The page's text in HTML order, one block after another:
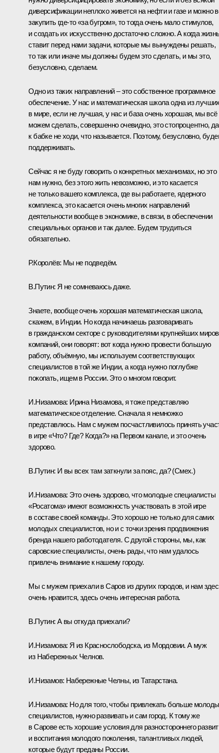
диверсификации неплохо живется на нефти и газе и можно
закупить где‑то «за бугром», то тогда очень мало стимулов,
и создать их искусственно достаточно сложно. А когда
ставит перед нами задачи, которые мы вынуждены решать,
то так или иначе мы должны будем это сделать, и мы это,
безусловно, сделаем.
Одно из таких направлений – это собственное программное
обеспечение. У нас и математическая школа одна из
в мире, если не лучшая, у нас и база очень хорошая, мы всё
можем сделать, совершенно очевидно, это стопроцентно,
к бабке не ходи, что называется. Поэтому, безусловно,
поддерживать.
Сейчас я не буду говорить о конкретных механизмах, но это
нам нужно, без этого жить невозможно, и это касается
не только вашего комплекса, где вы работаете, ядерного
комплекса, это касается очень многих направлений
деятельности вообще в экономике, в связи, в обеспечении
специальных органов и так далее. Будем трудиться
обязательно.
Р.Королёв: Мы не подведём.
В.Путин: Я не сомневаюсь даже.
Знаете, вообще очень хорошая математическая школа,
скажем, в Индии. Но когда начинаешь разговаривать
в гражданском секторе с руководителями крупнейших
компаний, они говорят: вот когда нужно провести большую
работу, объёмную, мы используем соответствующих
специалистов в той же Индии, а когда нужно поглубже
покопать, ищем в России. Это о многом говорит.
И.Низамова: Ирина Низамова, я тоже представляю
математическое отделение. Сначала я немножко
представлюсь. Нам с мужем посчастливилось принять
в игре «Что? Где? Когда?» на Первом канале, и это очень
здорово.
В.Путин: И вы всех там заткнули за пояс, да? (Смех.)
И.Низамова: Это очень здорово, что молодые специалисты
«Росатома» имеют возможность участвовать в этой игре
в составе своей команды. Это хорошо не только для самих
молодых специалистов, но и с точки зрения продвижения
бренда нашего работодателя. С другой стороны, мы, как
саровские специалисты, очень рады, что нам удалось
привлечь внимание к нашему городу.
Мы с мужем приехали в Саров из других городов, и нам
очень нравится, здесь очень интересная работа.
В.Путин: А вы откуда приехали?
И.Низамова: Я из Краснослободска, из Мордовии. А муж
из Набережных Челнов.
И.Низамов: Набережные Челны, из Татарстана.
И.Низамова: Но для того, чтобы привлекать больше
специалистов, нужно развивать и сам город. К тому же
в Сарове есть хорошие условия для разностороннего
и воспитания молодого поколения, талантливых людей,
которые будут преданы России.